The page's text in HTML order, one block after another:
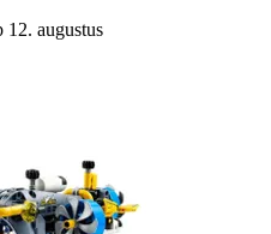
augustus